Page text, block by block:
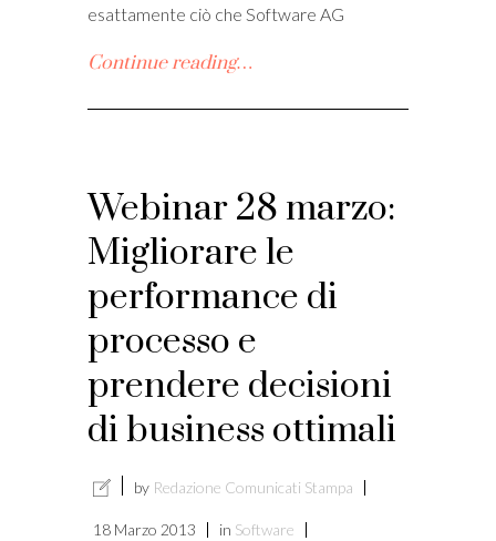
esattamente ciò che Software AG
Continue reading…
Webinar 28 marzo:
Migliorare le
performance di
processo e
prendere decisioni
di business ottimali
by Redazione Comunicati Stampa
18 Marzo 2013 in Software